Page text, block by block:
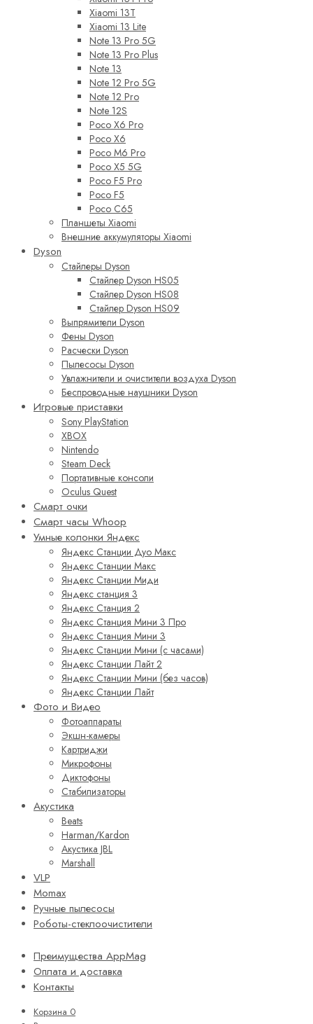
Xiaomi 13T
Xiaomi 13 Lite
Note 13 Pro 5G
Note 13 Pro Plus
Note 13
Note 12 Pro 5G
Note 12 Pro
Note 12S
Poco X6 Pro
Poco X6
Poco M6 Pro
Poco X5 5G
Poco F5 Pro
Poco F5
Poco C65
Планшеты Xiaomi
Внешние аккумуляторы Xiaomi
Dyson
Стайлеры Dyson
Стайлер Dyson HS05
Стайлер Dyson HS08
Стайлер Dyson HS09
Выпрямители Dyson
Фены Dyson
Расчески Dyson
Пылесосы Dyson
Увлажнители и очистители воздуха Dyson
Беспроводные наушники Dyson
Игровые приставки
Sony PlayStation
XBOX
Nintendo
Steam Deck
Портативные консоли
Oculus Quest
Смарт очки
Смарт часы Whoop
Умные колонки Яндекс
Яндекс Станции Дуо Макс
Яндекс Станции Макс
Яндекс Станции Миди
Яндекс станция 3
Яндекс Станция 2
Яндекс Станция Мини 3 Про
Яндекс Станция Мини 3
Яндекс Станции Мини (с часами)
Яндекс Станции Лайт 2
Яндекс Станции Мини (без часов)
Яндекс Станции Лайт
Фото и Видео
Фотоаппараты
Экшн-камеры
Картриджи
Микрофоны
Диктофоны
Стабилизаторы
Акустика
Beats
Harman/Kardon
Акустика JBL
Marshall
VLP
Momax
Ручные пылесосы
Роботы-стеклоочистители
Преимущества AppMag
Оплата и доставка
Контакты
Корзина 0